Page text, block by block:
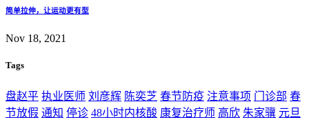
简单拉伸，让运动更有型
Nov 18, 2021
Tags
盘赵平 执业医师 刘彦辉 陈奕芝 春节防疫 注意事项 门诊部 春
节放假 通知 停诊 48小时内核酸 康复治疗师 高欣 朱家骥 元旦